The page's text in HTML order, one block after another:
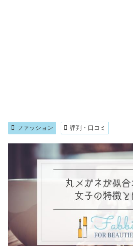
ファッション 評判・口コミ